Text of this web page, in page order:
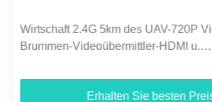
C50HPT 40-70km Mavlink 2.4GHz
Video-Sender Ultra-Langstrecke UP/
Erhalten Sie besten